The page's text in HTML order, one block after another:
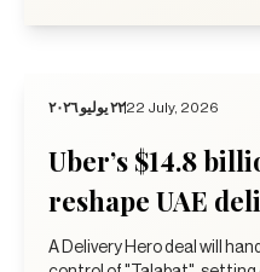
٢٢ يوليو ٢٠٢٦22 July, 2026
Uber’s $14.8
reshape UAE
A Delivery Hero deal will